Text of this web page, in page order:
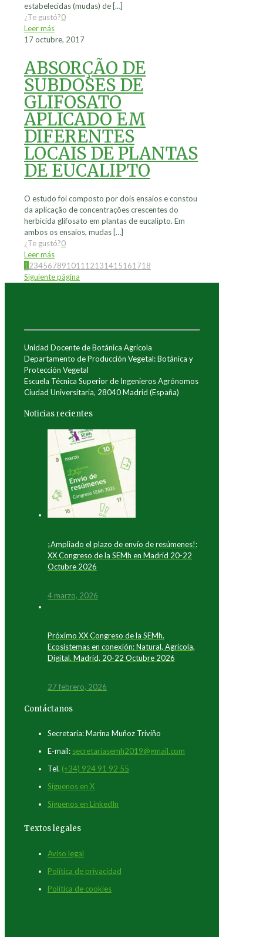
estabelecidas (mudas) de[…]
¿Te gustó?0
Leer más
17 octubre, 2017
ABSORÇÃO DE
SUBDOSES DE
GLIFOSATO
APLICADO EM
DIFERENTES
LOCAIS DE PLANTAS
DE EUCALIPTO
O estudo foi composto por dois ensaios e constou
da aplicação de concentrações crescentes do
herbicida glifosato em plantas de eucalipto. Em
ambos os ensaios, mudas […]
¿Te gustó?0
Leer más
1 234567891011 12131415161718
Siguiente página
Unidad Docente de Botánica Agrícola
Departamento de Producción Vegetal: Botánica y
Protección Vegetal
Escuela Técnica Superior de Ingenieros Agrónomos
Ciudad Universitaria, 28040 Madrid (España)
Noticias recientes
¡Ampliado el plazo de envío de resúmenes!:
XX Congreso de la SEMh en Madrid 20-22
Octubre 2026
4 marzo, 2026
Próximo XX Congreso de la SEMh.
Ecosistemas en conexión: Natural, Agrícola,
Digital. Madrid, 20-22 Octubre 2026
27 febrero, 2026
Contáctanos
Secretaría: Marina Muñoz Triviño
E-mail: secretariasemh2019@gmail.com
Tel. (+34) 924 91 92 55
Síguenos en X
Síguenos en LinkedIn
Textos legales
Aviso legal
Política de privacidad
Política de cookies